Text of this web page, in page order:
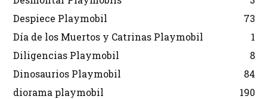
Despiece Playmobil
73
Día de los Muertos y Catrinas Playmobil
1
Diligencias Playmobil
8
Dinosaurios Playmobil
84
diorama playmobil
190